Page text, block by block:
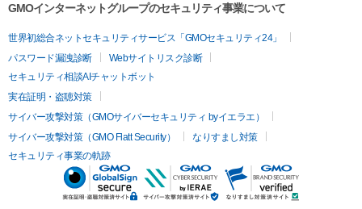
GMOインターネットグループのセキュリティ事業について
世界初総合ネットセキュリティサービス「GMOセキュリティ24」
パスワード漏洩診断
Webサイトリスク診断
セキュリティ相談AIチャットボット
実在証明・盗聴対策
サイバー攻撃対策（GMOサイバーセキュリティ byイエラエ）
サイバー攻撃対策（GMO Flatt Security）
なりすまし対策
セキュリティ事業の軌跡